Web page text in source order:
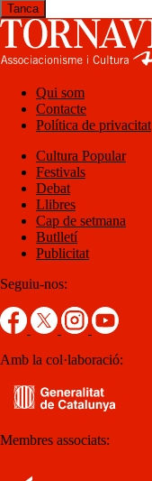
Tanca
Qui som
Contacte
Política de privacitat
Cultura Popular
Festivals
Debat
Llibres
Cap de setmana
Butlletí
Publicitat
Seguiu-nos:
Amb la col·laboració:
Membres associats: